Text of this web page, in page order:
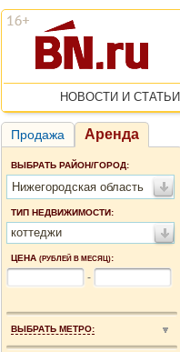
НОВОСТИ И СТАТЬИ
Продажа Аренда
ВЫБРАТЬ РАЙОН/ГОРОД:
Нижегородская область
ТИП НЕДВИЖИМОСТИ:
коттеджи
ЦЕНА (РУБЛЕЙ В МЕСЯЦ):
-
ВЫБРАТЬ МЕТРО: